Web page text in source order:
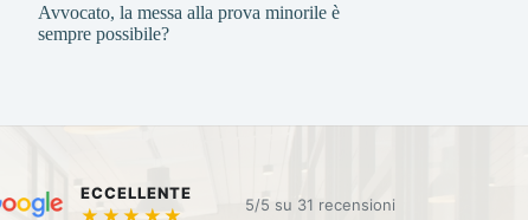
Avvocato, la messa alla prova minorile è
sempre possibile?
ECCELLENTE
5/5 su